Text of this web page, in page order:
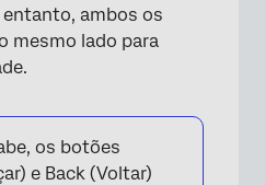
ambos os
mesmo lado para
os botões
e Back (Voltar)